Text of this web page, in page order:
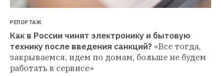
РЕПОРТАЖ
Как в России чинят электронику и бытовую
технику после введения санкций? «Все тогда,
закрываемся, идем по домам, больше не будем
работать в сервисе»